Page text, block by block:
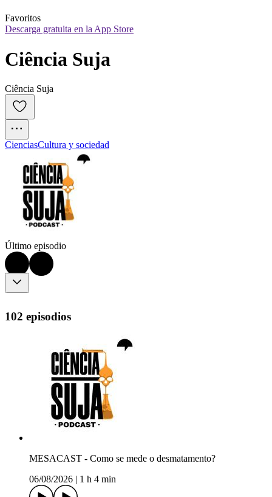
Favoritos
Descarga gratuita en la App Store
Ciência Suja
Ciência Suja
CienciasCultura y sociedad
Último episodio
102 episodios
MESACAST - Como se mede o desmatamento?
06/08/2026
1 h 4 min